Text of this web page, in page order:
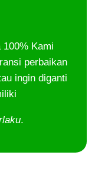
100% Kami
perbaikan
ingin diganti
.